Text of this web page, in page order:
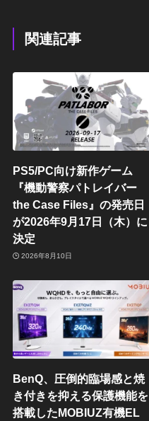
関連記事
PS5/PC向け新作ゲーム
『機動警察パトレイバー
the Case Files』の発売日
が2026年9月17日（木）に
決定
2026年8月10日
BenQ、圧倒的臨場感と焼
き付きを抑える保護機能を
搭載したMOBIUZ有機EL